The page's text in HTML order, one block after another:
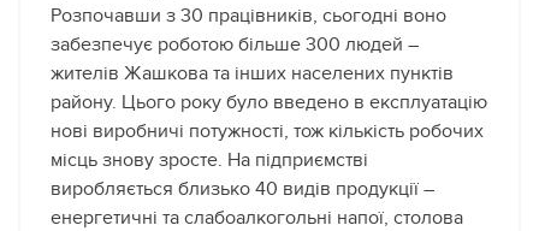
Розпочавши з 30 працівників, сьогодні воно
забезпечує роботою більше 300 людей –
жителів Жашкова та інших населених пунктів
району. Цього року було введено в експлуатацію
нові виробничі потужності, тож кількість робочих
місць знову зросте. На підприємстві
виробляється близько 40 видів продукції –
енергетичні та слабоалкогольні напої, столова